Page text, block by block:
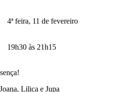
4ª feira, 11 de fevereiro
19h30 às 21h15
Joana, Lilica e Jupa